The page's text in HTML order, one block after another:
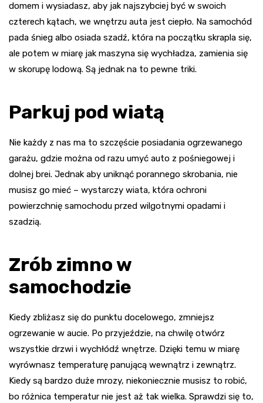
domem i wysiadasz, aby jak najszybciej być w swoich
czterech kątach, we wnętrzu auta jest ciepło. Na samochód
pada śnieg albo osiada szadź, która na początku skrapla się,
ale potem w miarę jak maszyna się wychładza, zamienia się
w skorupę lodową. Są jednak na to pewne triki.
Parkuj pod wiatą
Nie każdy z nas ma to szczęście posiadania ogrzewanego
garażu, gdzie można od razu umyć auto z pośniegowej i
dolnej brei. Jednak aby uniknąć porannego skrobania, nie
musisz go mieć – wystarczy wiata, która ochroni
powierzchnię samochodu przed wilgotnymi opadami i
szadzią.
Zrób zimno w
samochodzie
Kiedy zbliżasz się do punktu docelowego, zmniejsz
ogrzewanie w aucie. Po przyjeździe, na chwilę otwórz
wszystkie drzwi i wychłódź wnętrze. Dzięki temu w miarę
wyrównasz temperaturę panującą wewnątrz i zewnątrz.
Kiedy są bardzo duże mrozy, niekoniecznie musisz to robić,
bo różnica temperatur nie jest aż tak wielka. Sprawdzi się to,